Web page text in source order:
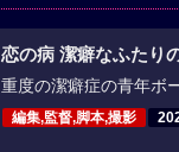
恋の病 潔癖なふたり
重度の潔癖症の青年ボ
編集,監督,脚本,撮影